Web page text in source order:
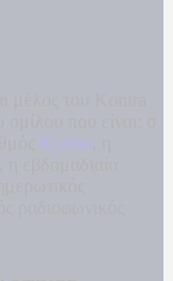
Kontra